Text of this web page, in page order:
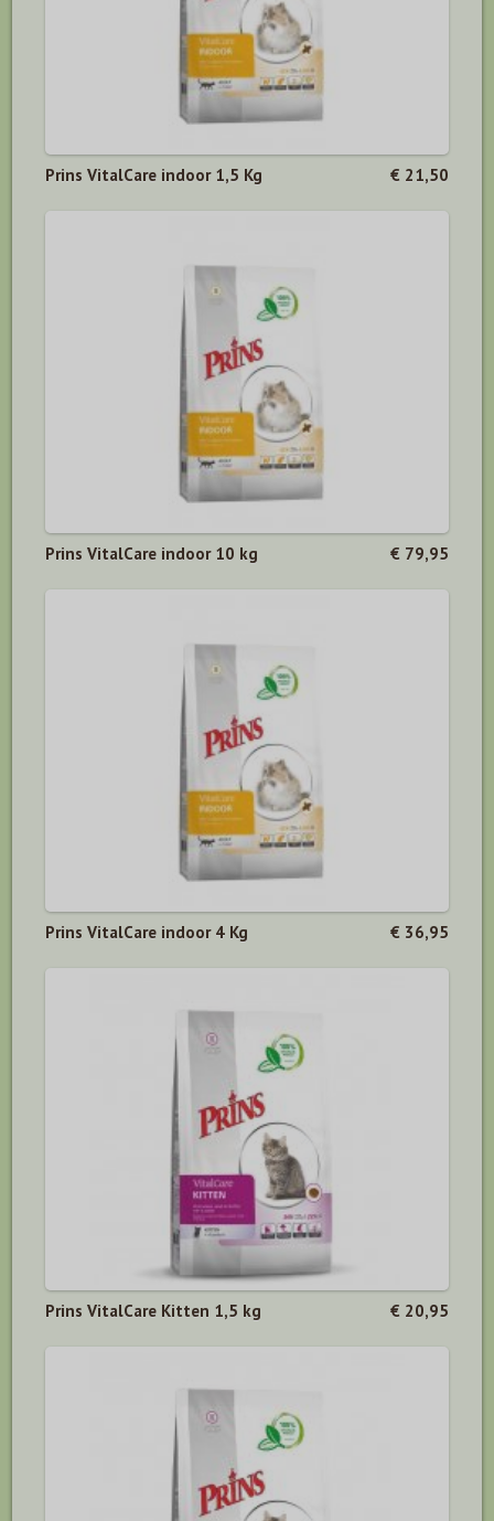
Prins VitalCare indoor 1,5 Kg € 21,50
Prins VitalCare indoor 10 kg € 79,95
Prins VitalCare indoor 4 Kg € 36,95
Prins VitalCare Kitten 1,5 kg € 20,95